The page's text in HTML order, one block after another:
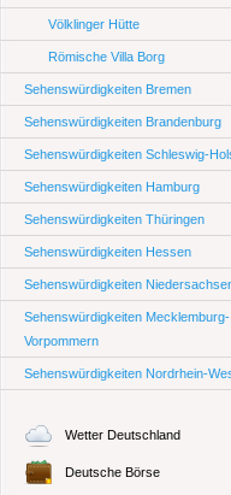
Völklinger Hütte
Römische Villa Borg
Sehenswürdigkeiten Bremen
Sehenswürdigkeiten Brandenburg
Sehenswürdigkeiten Schleswig-
Sehenswürdigkeiten Hamburg
Sehenswürdigkeiten Thüringen
Sehenswürdigkeiten Hessen
Sehenswürdigkeiten
Sehenswürdigkeiten Mecklemburg-
Vorpommern
Sehenswürdigkeiten Nordrhein-
Wetter Deutschland
Deutsche Börse